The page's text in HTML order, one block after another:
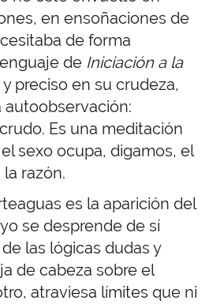
en ensoñaciones de
de forma
de Iniciación a la
preciso en su crudeza,
autoobservación:
Es una meditación
sexo ocupa, digamos, el
razón.
es la aparición del
se desprende de sí
las lógicas dudas y
de cabeza sobre el
atraviesa límites que ni